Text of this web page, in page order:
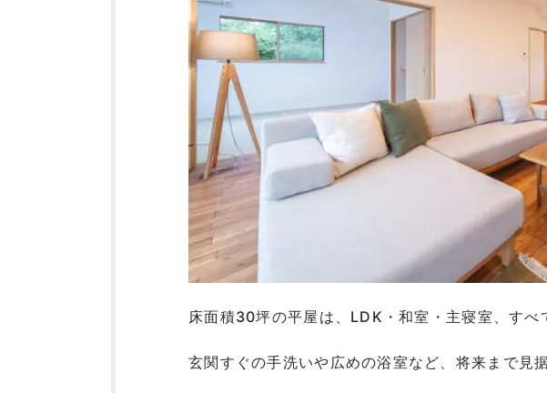
床面積30坪の平屋は、LDK・和室・主寝室、すべ
玄関すぐの手洗いや広めの浴室など、将来まで見